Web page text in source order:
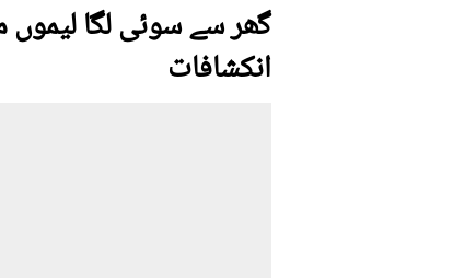
گھر سے سوئی لگا لیموں
انکشافات